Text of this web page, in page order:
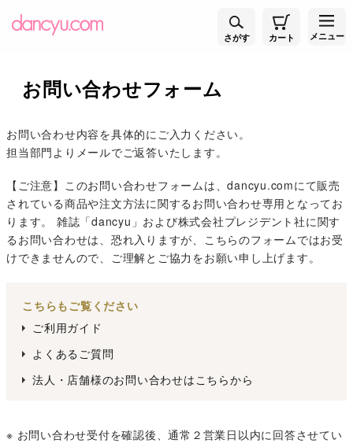
さがす カート メニュー
お問い合わせフォーム
お問い合わせ内容を具体的にご入力ください。
担当部門よりメールでご返答いたします。
【ご注意】このお問い合わせフォームは、dancyu.comにて販売
されている商品や注文方法に関するお問い合わせ専用となってお
ります。 雑誌「dancyu」および株式会社プレジデント社に関す
るお問い合わせは、恐れ入りますが、こちらのフォームではお受
けできませんので、ご理解とご協力をお願い申し上げます。
こちらもご覧ください
ご利用ガイド
よくあるご質問
法人・店舗様のお問い合わせはこちらから
※ お問い合わせ受付を確認後、通常２営業日以内に回答させてい